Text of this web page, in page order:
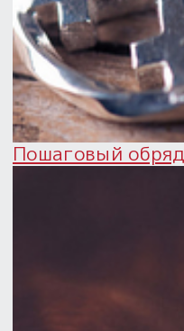
Пошаговый